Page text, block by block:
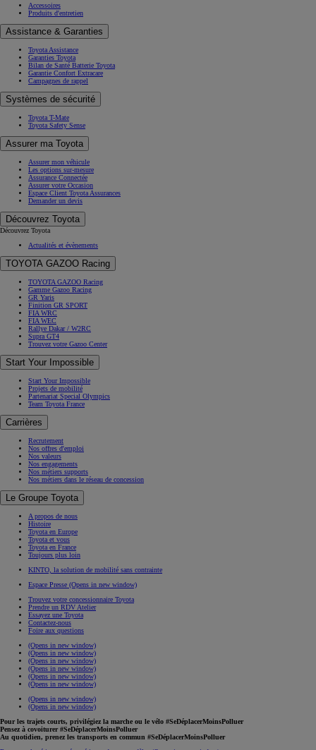
Accessoires
Produits d'entretien
Assistance & Garanties
Toyota Assistance
Garanties Toyota
Bilan de Santé Batterie Toyota
Garantie Confort Extracare
Campagnes de rappel
Systèmes de sécurité
Toyota T-Mate
Toyota Safety Sense
Assurer ma Toyota
Assurer mon véhicule
Les options sur-mesure
Assurance Connectée
Assurer votre Occasion
Espace Client Toyota Assurances
Demander un devis
Découvrez Toyota
Découvrez Toyota
Actualités et évènements
TOYOTA GAZOO Racing
TOYOTA GAZOO Racing
Gamme Gazoo Racing
GR Yaris
Finition GR SPORT
FIA WRC
FIA WEC
Rallye Dakar / W2RC
Supra GT4
Trouvez votre Gazoo Center
Start Your Impossible
Start Your Impossible
Projets de mobilité
Partenariat Special Olympics
Team Toyota France
Carrières
Recrutement
Nos offres d'emploi
Nos valeurs
Nos engagements
Nos métiers supports
Nos métiers dans le réseau de concession
Le Groupe Toyota
A propos de nous
Histoire
Toyota en Europe
Toyota et vous
Toyota en France
Toujours plus loin
KINTO, la solution de mobilité sans contrainte
Espace Presse (Opens in new window)
Trouvez votre concessionnaire Toyota
Prendre un RDV Atelier
Essayez une Toyota
Contactez-nous
Foire aux questions
(Opens in new window)
(Opens in new window)
(Opens in new window)
(Opens in new window)
(Opens in new window)
(Opens in new window)
(Opens in new window)
(Opens in new window)
Pour les trajets courts, privilégiez la marche ou le vélo #SeDéplacerMoinsPolluer
Pensez à covoiturer #SeDéplacerMoinsPolluer
Au quotidien, prenez les transports en commun #SeDéplacerMoinsPolluer